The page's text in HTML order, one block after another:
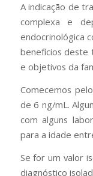
A indicação de
complexa e
endocrinológica
benefícios deste
e objetivos da
Comecemos
de 6 ng/mL.
com alguns
para a idade
Se for um valor
diagnóstico